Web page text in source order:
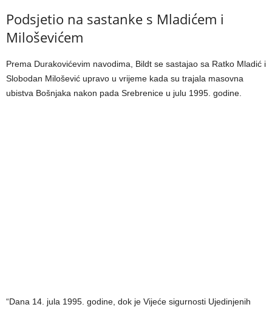
Podsjetio na sastanke s Mladićem i
Miloševićem
Prema Durakovićevim navodima, Bildt se sastajao sa Ratko Mladić i
Slobodan Milošević upravo u vrijeme kada su trajala masovna
ubistva Bošnjaka nakon pada Srebrenice u julu 1995. godine.
“Dana 14. jula 1995. godine, dok je Vijeće sigurnosti Ujedinjenih